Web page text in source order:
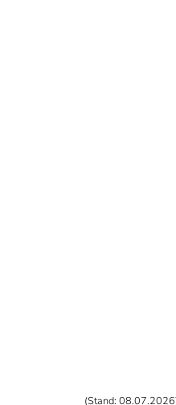
(Stand: